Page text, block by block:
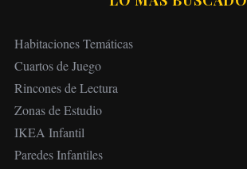
Habitaciones Temáticas
Cuartos de Juego
Rincones de Lectura
Zonas de Estudio
IKEA Infantil
Paredes Infantiles